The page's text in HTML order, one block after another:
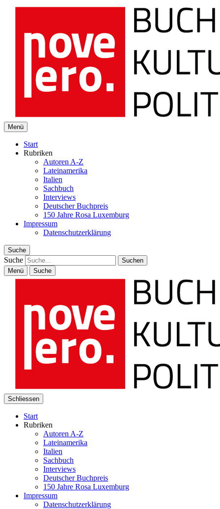
Buch Kultur Politik
Menü
Start
Rubriken
Autoren A-Z
Lateinamerika
Italien
Sachbuch
Interviews
Deutscher Buchpreis
150 Jahre Rosa Luxemburg
Impressum
Datenschutzerklärung
Suche
Suche
Menü Suche
Schliessen
Start
Rubriken
Autoren A-Z
Lateinamerika
Italien
Sachbuch
Interviews
Deutscher Buchpreis
150 Jahre Rosa Luxemburg
Impressum
Datenschutzerklärung